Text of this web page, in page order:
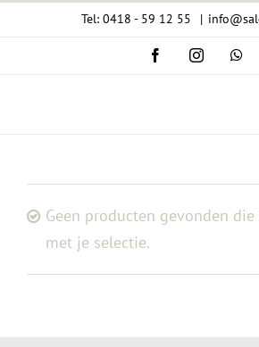
Tel: 0418 - 59 12 55 |
FacebookInstagram
Geen producten gevonden
met je selectie.